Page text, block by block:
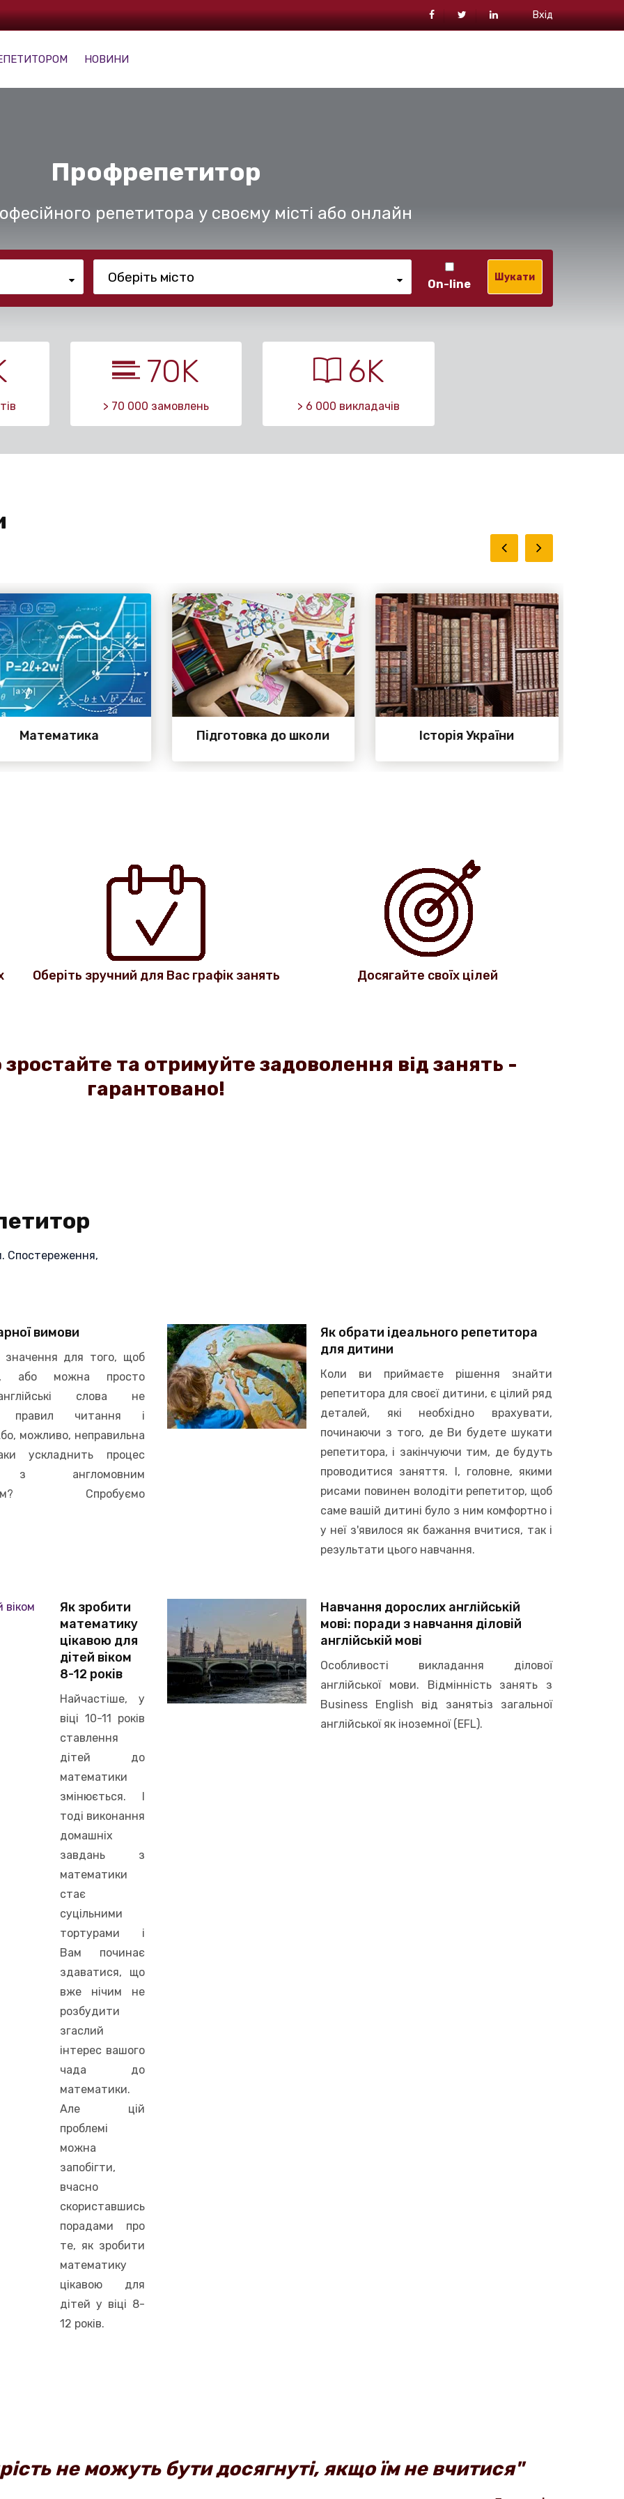
Вхід
НОВИНИ
Профрепетитор
репетитора у своєму місті або онлайн
Оберіть місто On-line
Шукати
70K
> 70 000 замовлень
6K
> 6 000 викладачів
Математика Підготовка до школи Історія України
Оберіть зручний для Вас графік занять Досягайте своїх цілей
зростайте та отримуйте задоволення від занять -
гарантовано!
Спостереження,
вимови
для того, щоб
або можна просто
слова не
правил читання і
можливо, неправильна
ускладнить процес
з англомовним
Спробуємо
Як обрати ідеального репетитора
для дитини
Коли ви приймаєте рішення знайти
репетитора для своєї дитини, є цілий ряд
деталей, які необхідно врахувати,
починаючи з того, де Ви будете шукати
репетитора, і закінчуючи тим, де будуть
проводитися заняття. І, головне, якими
рисами повинен володіти репетитор, щоб
саме вашій дитині було з ним комфортно і
у неї з'явилося як бажання вчитися, так і
результати цього навчання.
Як зробити
математику
цікавою для
дітей віком
8-12 років
Найчастіше, у
віці 10-11 років
ставлення
дітей до
математики
змінюється. І
тоді виконання
домашніх
завдань з
математики
стає
суцільними
тортурами і
Вам починає
здаватися, що
вже нічим не
розбудити
згаслий
інтерес вашого
чада до
математики.
Але цій
проблемі
можна
запобігти,
вчасно
скориставшись
порадами про
те, як зробити
математику
цікавою для
дітей у віці 8-
12 років.
Навчання дорослих англійській
мові: поради з навчання діловій
англійській мові
Особливості викладання ділової
англійської мови. Відмінність занять з
Business English від занятьіз загальної
англійської як іноземної (EFL).
не можуть бути досягнуті, якщо їм не вчитися"